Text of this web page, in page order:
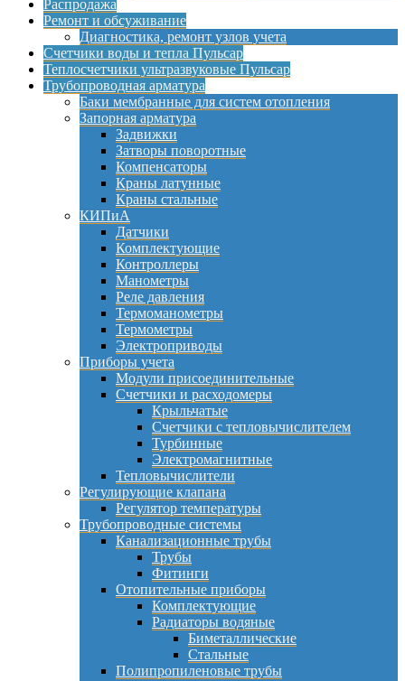
Распродажа
Ремонт и обсуживание
Диагностика, ремонт узлов учета
Счетчики воды и тепла Пульсар
Теплосчетчики ультразвуковые Пульсар
Трубопроводная арматура
Баки мембранные для систем отопления
Запорная арматура
Задвижки
Затворы поворотные
Компенсаторы
Краны латунные
Краны стальные
КИПиА
Датчики
Комплектующие
Контроллеры
Манометры
Реле давления
Термоманометры
Термометры
Электроприводы
Приборы учета
Модули присоединительные
Счетчики и расходомеры
Крыльчатые
Счетчики с тепловычислителем
Турбинные
Электромагнитные
Тепловычислители
Регулирующие клапана
Регулятор температуры
Трубопроводные системы
Канализационные трубы
Трубы
Фитинги
Отопительные приборы
Комплектующие
Радиаторы водяные
Биметаллические
Стальные
Полипропиленовые трубы